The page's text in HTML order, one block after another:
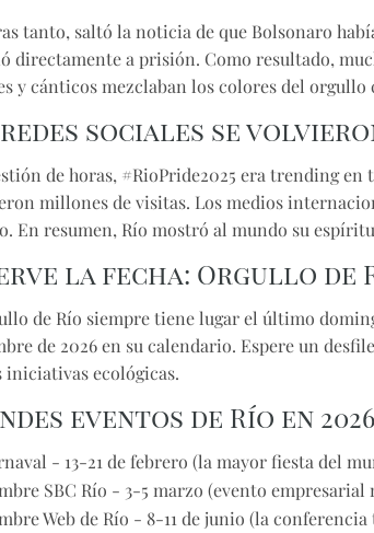
tanto, saltó la noticia de que Bolsonaro
directamente a prisión. Como resultado,
y cánticos mezclaban los colores del orgullo
redes sociales se
de horas, #RioPride2025 era trending
millones de visitas. Los medios
En resumen, Río mostró al mundo su
la fecha: Orgullo de
de Río siempre tiene lugar el último
de 2026en su calendario. Espere un
iniciativas ecológicas.
eventos de Río en
- 13-21 de febrero (la mayor fiesta del
SBC Río - 3-5 marzo (evento empresarial
Web de Río - 8-11 de junio (la